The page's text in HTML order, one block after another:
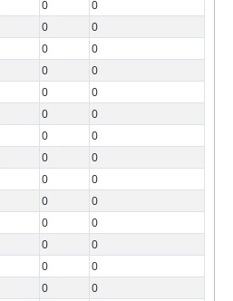
0
0
0
0
0
0
0
0
0
0
0
0
0
0
0
0
0
0
0
0
0
0
0
0
0
0
0
0